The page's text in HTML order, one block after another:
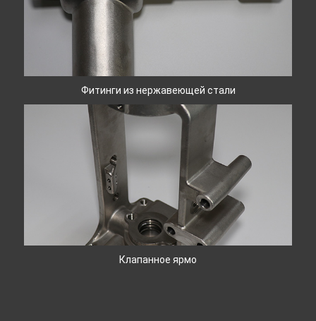
Фитинги из нержавеющей стали
Клапанное ярмо